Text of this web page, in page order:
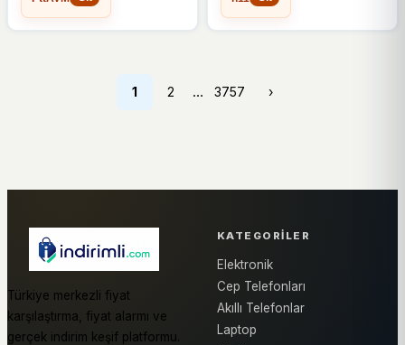
1 2 … 3757 ›
Türkiye merkezli fiyat
karşılaştırma, fiyat alarmı ve
gerçek indirim keşif platformu.
KATEGORILER
Elektronik
Cep Telefonları
Akıllı Telefonlar
Laptop